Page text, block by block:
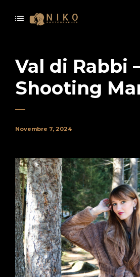
Val di Rabbi
Shooting
Novembre 7, 2024